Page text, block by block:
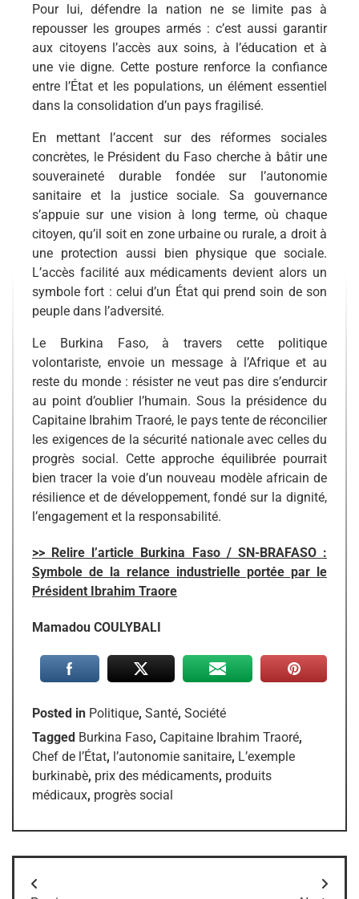
Pour lui, défendre la nation ne se limite pas à
repousser les groupes armés : c’est aussi garantir
aux citoyens l’accès aux soins, à l’éducation et à
une vie digne. Cette posture renforce la confiance
entre l’État et les populations, un élément essentiel
dans la consolidation d’un pays fragilisé.
En mettant l’accent sur des réformes sociales
concrètes, le Président du Faso cherche à bâtir une
souveraineté durable fondée sur l’autonomie
sanitaire et la justice sociale. Sa gouvernance
s’appuie sur une vision à long terme, où chaque
citoyen, qu’il soit en zone urbaine ou rurale, a droit à
une protection aussi bien physique que sociale.
L’accès facilité aux médicaments devient alors un
symbole fort : celui d’un État qui prend soin de son
peuple dans l’adversité.
Le Burkina Faso, à travers cette politique
volontariste, envoie un message à l’Afrique et au
reste du monde : résister ne veut pas dire s’endurcir
au point d’oublier l’humain. Sous la présidence du
Capitaine Ibrahim Traoré, le pays tente de réconcilier
les exigences de la sécurité nationale avec celles du
progrès social. Cette approche équilibrée pourrait
bien tracer la voie d’un nouveau modèle africain de
résilience et de développement, fondé sur la dignité,
l’engagement et la responsabilité.
>> Relire l’article Burkina Faso / SN-BRAFASO :
Symbole de la relance industrielle portée par le
Président Ibrahim Traore
Mamadou COULYBALI
Posted in Politique, Santé, Société
Tagged Burkina Faso, Capitaine Ibrahim Traoré,
Chef de l’État, l’autonomie sanitaire, L’exemple
burkinabè, prix des médicaments, produits
médicaux, progrès social
Navigation